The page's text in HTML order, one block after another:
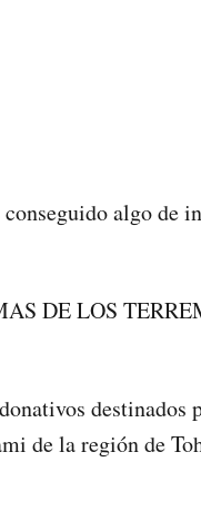
conseguido algo de
DE LOS
destinados
de la región de